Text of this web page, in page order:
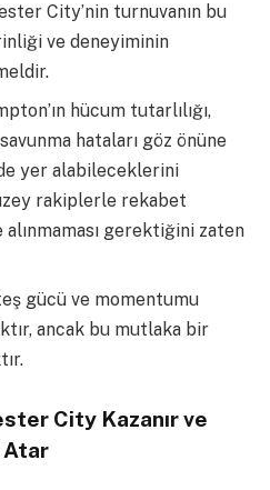
City’nin turnuvanın bu
ve deneyiminin
hücum tutarlılığı,
hataları göz önüne
yer alabileceklerini
rakiplerle rekabet
gerektiğini zaten
gücü ve momentumu
ancak bu mutlaka bir
City Kazanır ve
Atar